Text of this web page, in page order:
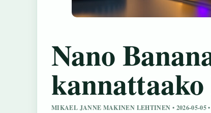
Nano
kannattaako
MIKAEL JANNE MAKINEN LEHTINEN • 2026-05-05